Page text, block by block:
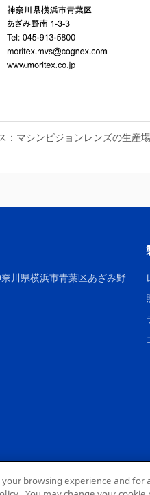
：マシンビジョンレンズの生産
川県横浜市青葉区あざみ野
browsing experience and